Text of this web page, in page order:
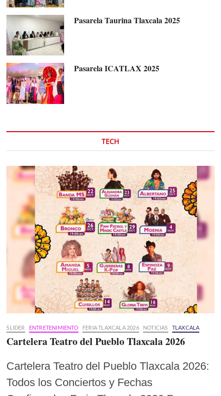
Pasarela Taurina Tlaxcala 2025
Pasarela ICATLAX 2025
TECH
SLIDER ENTRETENIMIENTO FERIA TLAXCALA 2026 NOTICIAS TLAXCALA
Cartelera Teatro del Pueblo Tlaxcala 2026
Cartelera Teatro del Pueblo Tlaxcala 2026:
Todos los Conciertos y Fechas